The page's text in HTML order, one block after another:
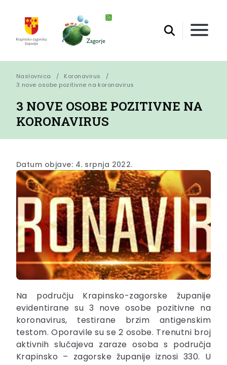
Naslovnica
Koronavirus
3 nove osobe pozitivne na koronavirus
3 NOVE OSOBE POZITIVNE NA
KORONAVIRUS
Datum objave: 4. srpnja 2022.
Na području Krapinsko-zagorske županije
evidentirane su 3 nove osobe pozitivne na
koronavirus, testirane brzim antigenskim
testom. Oporavile su se 2 osobe. Trenutni broj
aktivnih slučajeva zaraze osoba s područja
Krapinsko – zagorske županije iznosi 330. U